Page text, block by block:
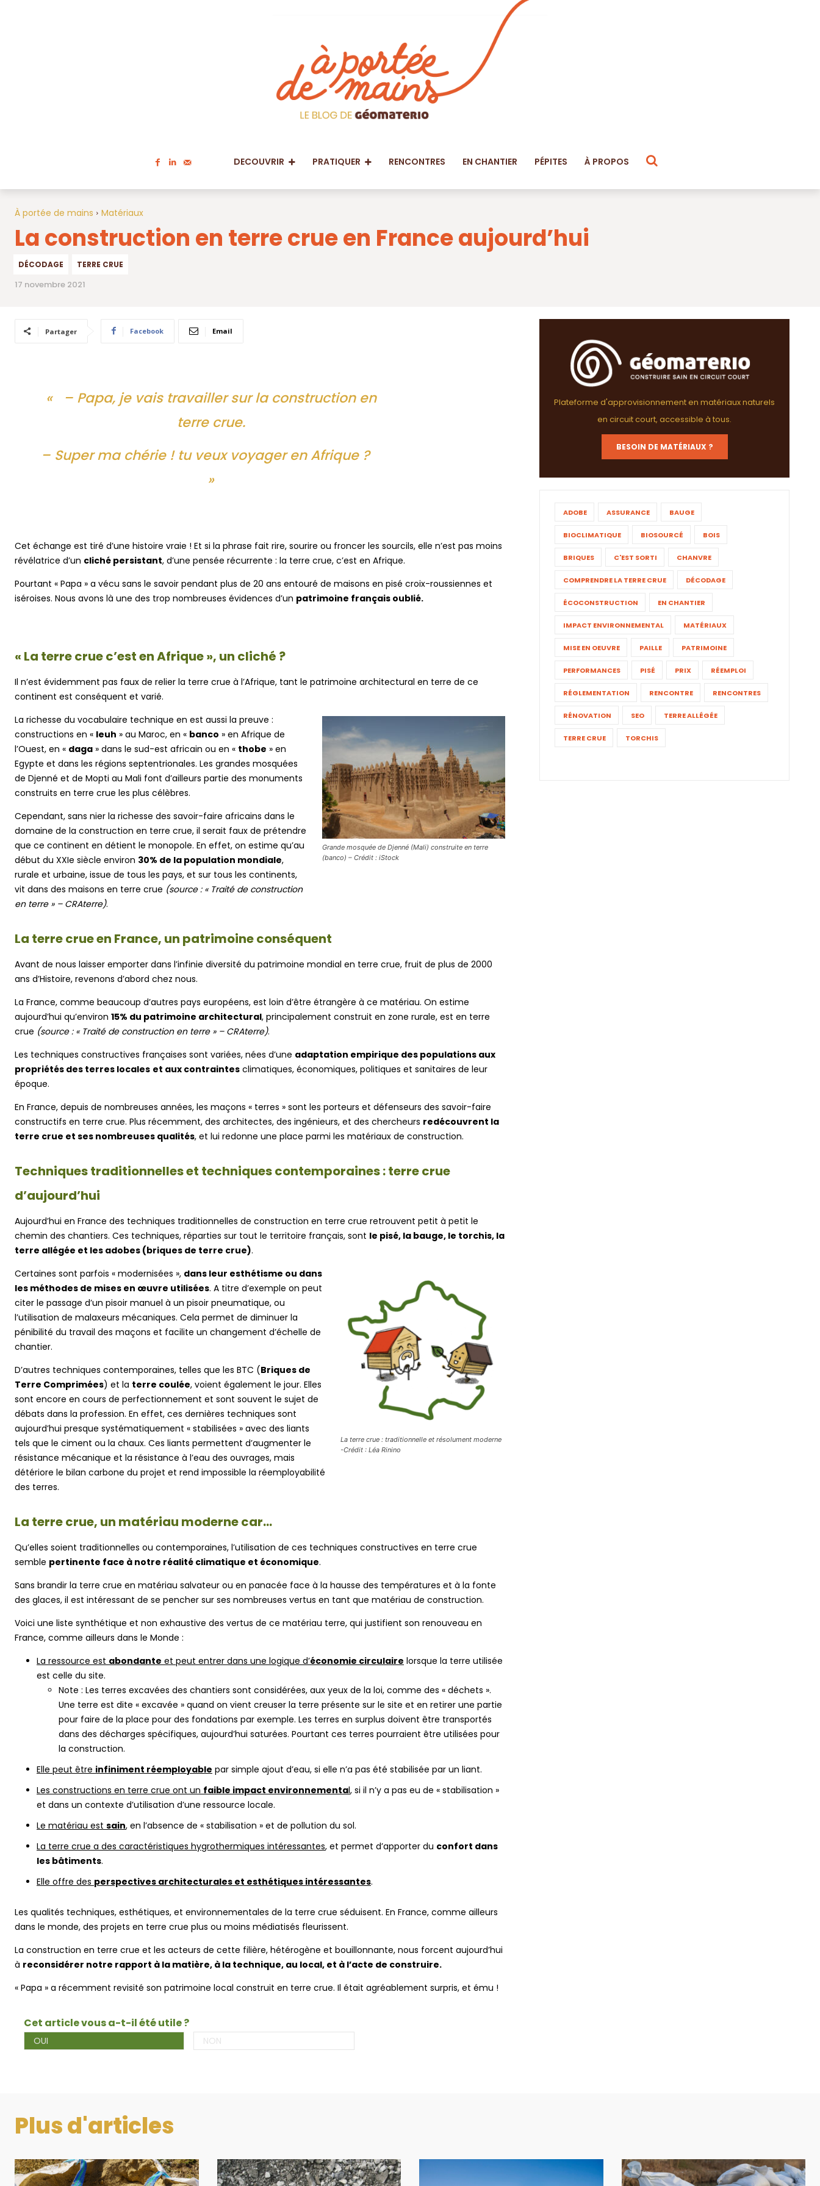
DECOUVRIR PRATIQUER RENCONTRES EN CHANTIER PÉPITES À PROPOS
À portée de mains Matériaux
La construction en terre crue en France aujourd’hui
DÉCODAGE TERRE CRUE
17 novembre 2021
Partager Facebook Email
« – Papa, je vais travailler sur la construction en
terre crue.
– Super ma chérie ! tu veux voyager en Afrique ?
»
Cet échange est tiré d’une histoire vraie ! Et si la phrase fait rire, sourire ou froncer les sourcils, elle n’est pas moins
révélatrice d’un cliché persistant, d’une pensée récurrente : la terre crue, c’est en Afrique.
Pourtant « Papa » a vécu sans le savoir pendant plus de 20 ans entouré de maisons en pisé croix-roussiennes et
iséroises. Nous avons là une des trop nombreuses évidences d’un patrimoine français oublié.
« La terre crue c’est en Afrique », un cliché ?
Il n’est évidemment pas faux de relier la terre crue à l’Afrique, tant le patrimoine architectural en terre de ce
continent est conséquent et varié.
Grande mosquée de Djenné (Mali) construite en terre
(banco) – Crédit : iStock
La richesse du vocabulaire technique en est aussi la preuve :
constructions en « leuh » au Maroc, en « banco » en Afrique de
l’Ouest, en « daga » dans le sud-est africain ou en « thobe » en
Egypte et dans les régions septentrionales. Les grandes mosquées
de Djenné et de Mopti au Mali font d’ailleurs partie des monuments
construits en terre crue les plus célèbres.
Cependant, sans nier la richesse des savoir-faire africains dans le
domaine de la construction en terre crue, il serait faux de prétendre
que ce continent en détient le monopole. En effet, on estime qu’au
début du XXIe siècle environ 30% de la population mondiale,
rurale et urbaine, issue de tous les pays, et sur tous les continents,
vit dans des maisons en terre crue (source : « Traité de construction
en terre » – CRAterre).
La terre crue en France, un patrimoine conséquent
Avant de nous laisser emporter dans l’infinie diversité du patrimoine mondial en terre crue, fruit de plus de 2000
ans d’Histoire, revenons d’abord chez nous.
La France, comme beaucoup d’autres pays européens, est loin d’être étrangère à ce matériau. On estime
aujourd’hui qu’environ 15% du patrimoine architectural, principalement construit en zone rurale, est en terre
crue (source : « Traité de construction en terre » – CRAterre).
Les techniques constructives françaises sont variées, nées d’une adaptation empirique des populations aux
propriétés des terres locales et aux contraintes climatiques, économiques, politiques et sanitaires de leur
époque.
En France, depuis de nombreuses années, les maçons « terres » sont les porteurs et défenseurs des savoir-faire
constructifs en terre crue. Plus récemment, des architectes, des ingénieurs, et des chercheurs redécouvrent la
terre crue et ses nombreuses qualités, et lui redonne une place parmi les matériaux de construction.
Techniques traditionnelles et techniques contemporaines : terre crue
d’aujourd’hui
Aujourd’hui en France des techniques traditionnelles de construction en terre crue retrouvent petit à petit le
chemin des chantiers. Ces techniques, réparties sur tout le territoire français, sont le pisé, la bauge, le torchis, la
terre allégée et les adobes (briques de terre crue).
La terre crue : traditionnelle et résolument moderne
-Crédit : Léa Rinino
Certaines sont parfois « modernisées », dans leur esthétisme ou dans
les méthodes de mises en œuvre utilisées. A titre d’exemple on peut
citer le passage d’un pisoir manuel à un pisoir pneumatique, ou
l’utilisation de malaxeurs mécaniques. Cela permet de diminuer la
pénibilité du travail des maçons et facilite un changement d’échelle de
chantier.
D’autres techniques contemporaines, telles que les BTC (Briques de
Terre Comprimées) et la terre coulée, voient également le jour. Elles
sont encore en cours de perfectionnement et sont souvent le sujet de
débats dans la profession. En effet, ces dernières techniques sont
aujourd’hui presque systématiquement « stabilisées » avec des liants
tels que le ciment ou la chaux. Ces liants permettent d’augmenter le
résistance mécanique et la résistance à l’eau des ouvrages, mais
détériore le bilan carbone du projet et rend impossible la réemployabilité
des terres.
La terre crue, un matériau moderne car…
Qu’elles soient traditionnelles ou contemporaines, l’utilisation de ces techniques constructives en terre crue
semble pertinente face à notre réalité climatique et économique.
Sans brandir la terre crue en matériau salvateur ou en panacée face à la hausse des températures et à la fonte
des glaces, il est intéressant de se pencher sur ses nombreuses vertus en tant que matériau de construction.
Voici une liste synthétique et non exhaustive des vertus de ce matériau terre, qui justifient son renouveau en
France, comme ailleurs dans le Monde :
La ressource est abondante et peut entrer dans une logique d’économie circulaire lorsque la terre utilisée
est celle du site.
Note : Les terres excavées des chantiers sont considérées, aux yeux de la loi, comme des « déchets ».
Une terre est dite « excavée » quand on vient creuser la terre présente sur le site et en retirer une partie
pour faire de la place pour des fondations par exemple. Les terres en surplus doivent être transportés
dans des décharges spécifiques, aujourd’hui saturées. Pourtant ces terres pourraient être utilisées pour
la construction.
Elle peut être infiniment réemployable par simple ajout d’eau, si elle n’a pas été stabilisée par un liant.
Les constructions en terre crue ont un faible impact environnemental, si il n’y a pas eu de « stabilisation »
et dans un contexte d’utilisation d’une ressource locale.
Le matériau est sain, en l’absence de « stabilisation » et de pollution du sol.
La terre crue a des caractéristiques hygrothermiques intéressantes, et permet d’apporter du confort dans
les bâtiments.
Elle offre des perspectives architecturales et esthétiques intéressantes.
Les qualités techniques, esthétiques, et environnementales de la terre crue séduisent. En France, comme ailleurs
dans le monde, des projets en terre crue plus ou moins médiatisés fleurissent.
La construction en terre crue et les acteurs de cette filière, hétérogène et bouillonnante, nous forcent aujourd’hui
à reconsidérer notre rapport à la matière, à la technique, au local, et à l’acte de construire.
« Papa » a récemment revisité son patrimoine local construit en terre crue. Il était agréablement surpris, et ému !
Cet article vous a-t-il été utile ?
OUI NON
Plateforme d'approvisionnement en matériaux naturels
en circuit court, accessible à tous.
BESOIN DE MATÉRIAUX ?
ADOBE ASSURANCE BAUGE
BIOCLIMATIQUE BIOSOURCÉ BOIS
BRIQUES C'EST SORTI CHANVRE
COMPRENDRE LA TERRE CRUE DÉCODAGE
ÉCOCONSTRUCTION EN CHANTIER
IMPACT ENVIRONNEMENTAL MATÉRIAUX
MISE EN OEUVRE PAILLE PATRIMOINE
PERFORMANCES PISÉ PRIX RÉEMPLOI
RÉGLEMENTATION RENCONTRE RENCONTRES
RÉNOVATION SEO TERRE ALLÉGÉE
TERRE CRUE TORCHIS
Plus d'articles